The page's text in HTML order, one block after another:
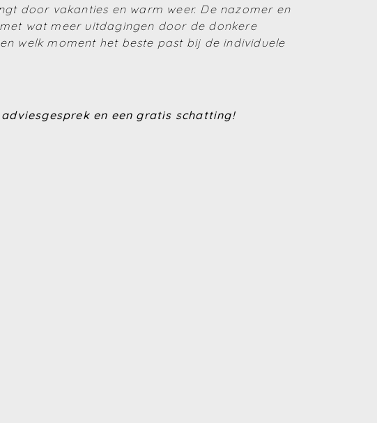
door vakanties en warm weer. De nazomer en
wat meer uitdagingen door de donkere
welk moment het beste past bij de individuele
en een gratis schatting!